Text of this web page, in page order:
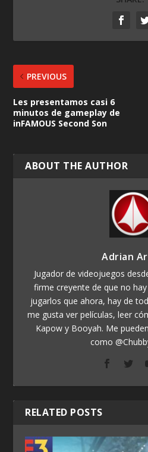
PREVIOUS
Les presentamos casi 6
minutos de gameplay de
inFAMOUS Second Son
ABOUT THE AUTHOR
Adrian
Jugador de videojuegos
firme creyente de que no
jugarlos que ahora, hay de
me gusta ver películas, leer
Kapow y Booyah. Me
como
RELATED POSTS